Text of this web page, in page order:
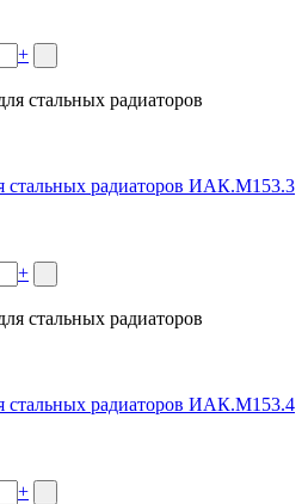
+
стальных радиаторов ИАК.М153.3
+
стальных радиаторов ИАК.М153.4
+